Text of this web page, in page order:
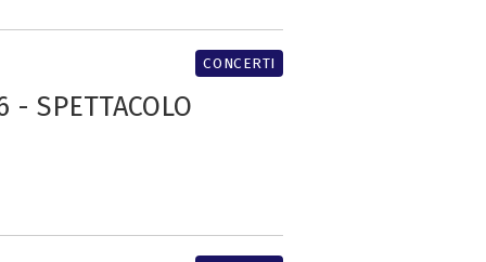
- SPETTACOLO
CONCERTI